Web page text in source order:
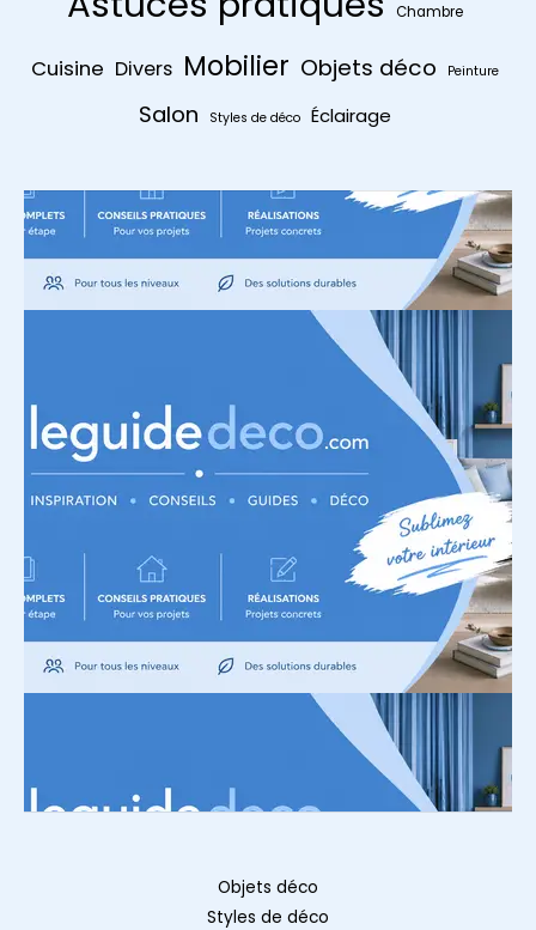
Chambre
Cuisine Divers Mobilier Objets déco Peinture
Salon Styles de déco Éclairage
Objets déco
Styles de déco